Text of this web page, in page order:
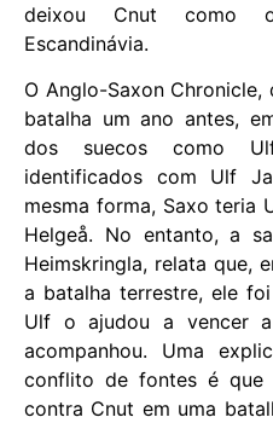
deixou Cnut como
Escandinávia.
O Anglo-Saxon
batalha um ano antes,
dos suecos como
identificados com Ulf
mesma forma, Saxo teria
Helgeå. No entanto, a
Heimskringla, relata que,
a batalha terrestre, ele
Ulf o ajudou a vencer
acompanhou. Uma
conflito de fontes é
contra Cnut em uma